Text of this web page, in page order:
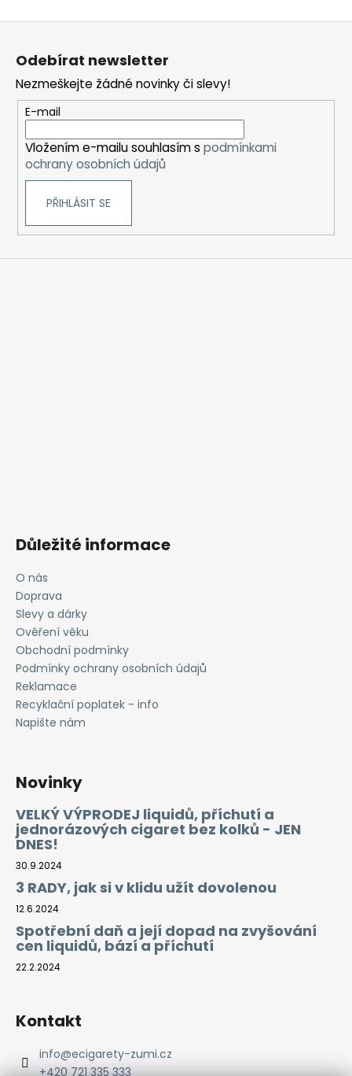
Odebírat newsletter
Nezmeškejte žádné novinky či slevy!
E-mail
Vložením e-mailu souhlasím s podmínkami
ochrany osobních údajů
PŘIHLÁSIT SE
Důležité informace
O nás
Doprava
Slevy a dárky
Ověření věku
Obchodní podmínky
Podmínky ochrany osobních údajů
Reklamace
Recyklační poplatek - info
Napište nám
Novinky
VELKÝ VÝPRODEJ liquidů, příchutí a
jednorázových cigaret bez kolků - JEN
DNES!
30.9.2024
3 RADY, jak si v klidu užít dovolenou
12.6.2024
Spotřební daň a její dopad na zvyšování
cen liquidů, bází a příchutí
22.2.2024
Kontakt
info@ecigarety-zumi.cz
+420 721 335 333